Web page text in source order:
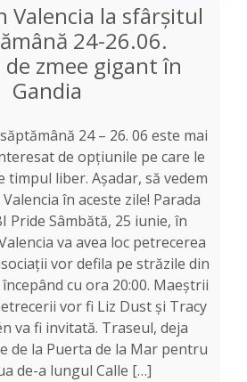
Valencia la sfârșitul
24-26.06.
de zmee gigant în
Gandia
24 – 26. 06 este mai
de opțiunile pe care le
timpul liber. Așadar, să vedem
în aceste zile! Parada
Pride Sâmbătă, 25 iunie, în
va avea loc petrecerea
vor defila pe străzile din
cu ora 20:00. Maeștrii
vor fi Liz Dust și Tracy
va fi invitată. Traseul, deja
de la Puerta de la Mar pentru
de-a lungul Calle […]